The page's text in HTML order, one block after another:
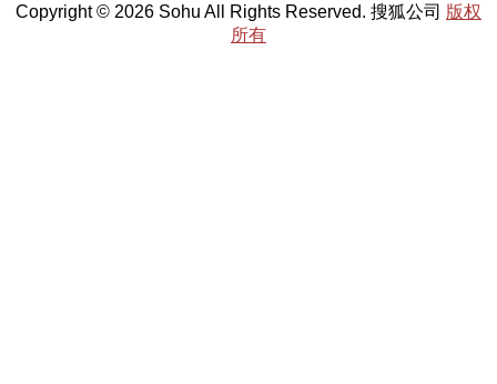
Copyright © 2026 Sohu All Rights Reserved. 搜狐公司 版权
所有